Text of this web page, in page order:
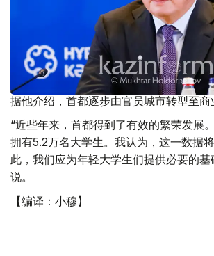
据他介绍，首都逐步由官员城市转型至商
“近些年来，首都得到了有效的繁荣发展
拥有5.2万名大学生。我认为，这一数据
此，我们应为年轻大学生们提供必要的基
说。
【编译：小穆】